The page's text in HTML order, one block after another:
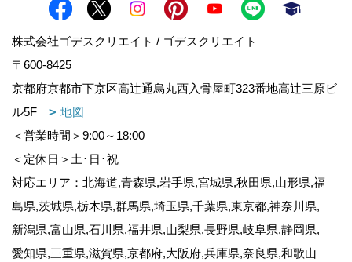
株式会社ゴデスクリエイト / ゴデスクリエイト
〒600-8425
京都府京都市下京区高辻通烏丸西入骨屋町323番地高辻三原ビ
ル5F
地図
＜営業時間＞9:00～18:00
＜定休日＞土･日･祝
対応エリア：北海道,青森県,岩手県,宮城県,秋田県,山形県,福
島県,茨城県,栃木県,群馬県,埼玉県,千葉県,東京都,神奈川県,
新潟県,富山県,石川県,福井県,山梨県,長野県,岐阜県,静岡県,
愛知県,三重県,滋賀県,京都府,大阪府,兵庫県,奈良県,和歌山